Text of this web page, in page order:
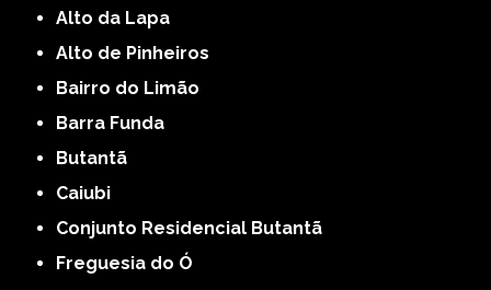
Alto da Lapa
Alto de Pinheiros
Bairro do Limão
Barra Funda
Butantã
Caiubi
Conjunto Residencial Butantã
Freguesia do Ó